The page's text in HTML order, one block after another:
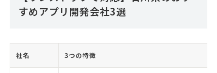
すめアプリ開発会社3選
社名 3つの特徴